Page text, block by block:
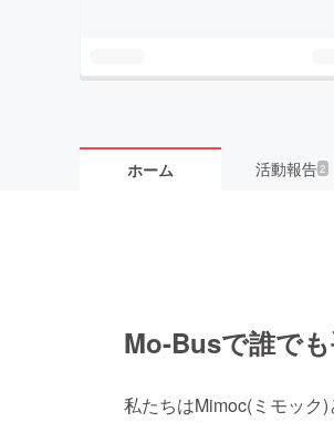
ホーム 活動報告2
Mo-Busで誰で
私たちはMimoc(ミモック